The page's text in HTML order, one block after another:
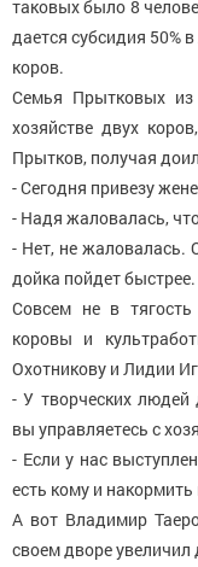
таковых было 8
дается субсидия 50%
коров.
Семья Прытковых
хозяйстве двух
Прытков, получая
- Сегодня привезу
- Надя жаловалась,
- Нет, не жаловалась.
дойка пойдет быстрее.
Совсем не в
коровы и
Охотникову и Лидии
- У творческих
вы управляетесь с
- Если у нас
есть кому и
А вот Владимир
своем дворе увеличил